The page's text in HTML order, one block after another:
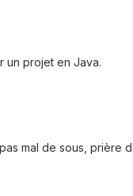
un projet en Java.
mal de sous, prière